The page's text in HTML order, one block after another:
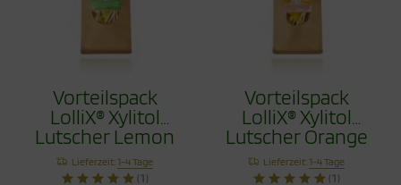
Vorteilspack
LolliX® Xylitol
Lutscher Lemon
Zitrone 100g
Lieferzeit:1-4 Tage
(1)
Vorteilspack
LolliX® Xylitol
Lutscher Orange
100g
Lieferzeit:1-4 Tage
(1)